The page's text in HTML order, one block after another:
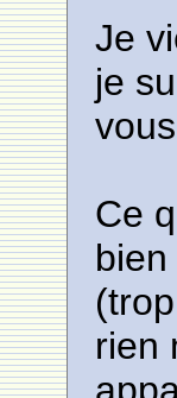
Je
je
Ce
rien